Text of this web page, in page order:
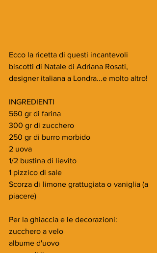
Ecco la ricetta di questi incantevoli
biscotti di Natale di Adriana Rosati,
designer italiana a Londra...e molto altro!
INGREDIENTI
560 gr di farina
300 gr di zucchero
250 gr di burro morbido
2 uova
1/2 bustina di lievito
1 pizzico di sale
Scorza di limone grattugiata o vaniglia (a
piacere)
Per la ghiaccia e le decorazioni:
zucchero a velo
albume d'uovo